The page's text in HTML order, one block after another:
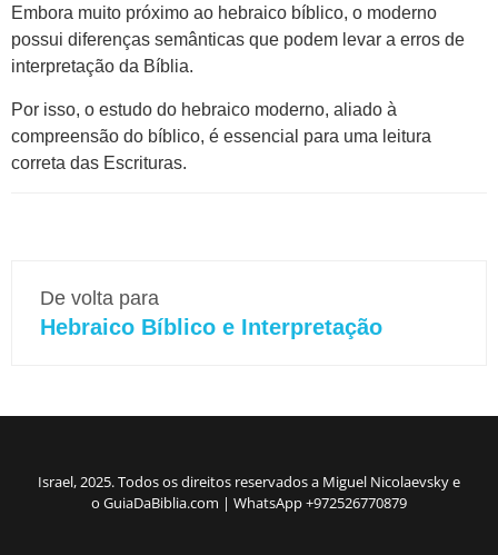
Embora muito próximo ao hebraico bíblico, o moderno
possui diferenças semânticas que podem levar a erros de
interpretação da Bíblia.
Por isso, o estudo do hebraico moderno, aliado à
compreensão do bíblico, é essencial para uma leitura
correta das Escrituras.
De volta para
Hebraico Bíblico e Interpretação
Israel, 2025. Todos os direitos reservados a Miguel Nicolaevsky e
o GuiaDaBiblia.com | WhatsApp +972526770879